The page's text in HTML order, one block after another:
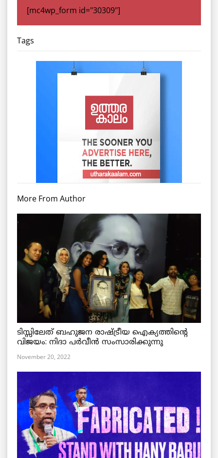
[mc4wp_form id="30309"]
Tags
More From Author
ടിസ്സിലേത് ബഹുജന രാഷ്ട്രീയ ഐക്യത്തിന്റെ
വിജയം: നിദാ പർവീൻ സംസാരിക്കുന്നു
November 20, 2022